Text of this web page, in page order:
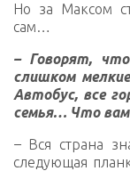
Но за Максом
сам…
– Говорят,
слишком
Автобус, все
семья… Что
– Вся страна
следующая